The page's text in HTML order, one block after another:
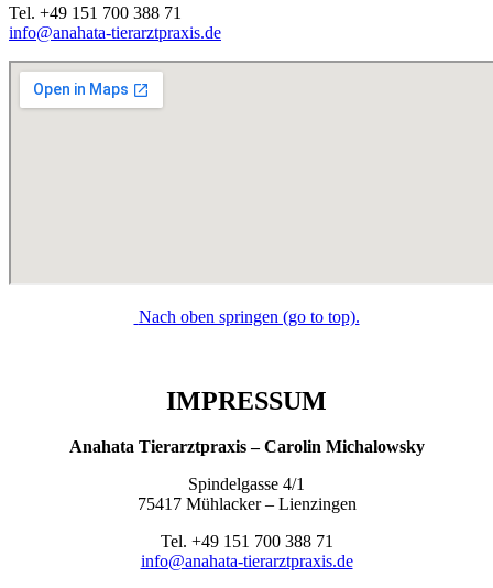
Tel. +49 151 700 388 71
info@anahata-tierarztpraxis.de
Nach oben springen (go to top).
IMPRESSUM
Anahata Tierarztpraxis – Carolin Michalowsky
Spindelgasse 4/1
75417 Mühlacker – Lienzingen
Tel. +49 151 700 388 71
info@anahata-tierarztpraxis.de